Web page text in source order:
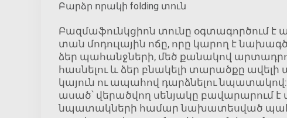
Բարձր որակի folding տուն
Բազմաֆունկցիոն տունը օգտագործում
տան մոդուլային ոճը, որը կարող է
ձեր պահանջների, մեծ քանակով
հասնելու և ձեր բնակելի տարածքը
կայուն ու ապահով դարձնելու նպատակով:
ասած՝ վերածվող սենյակը բավարարում
նպատակների համար նախատեսված